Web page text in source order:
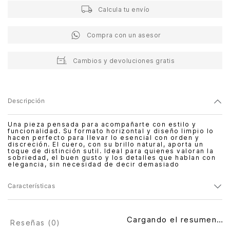
Calcula tu envío
Compra con un asesor
Cambios y devoluciones gratis
Descripción
Una pieza pensada para acompañarte con estilo y
funcionalidad. Su formato horizontal y diseño limpio lo
hacen perfecto para llevar lo esencial con orden y
discreción. El cuero, con su brillo natural, aporta un
toque de distinción sutil. Ideal para quienes valoran la
sobriedad, el buen gusto y los detalles que hablan con
elegancia, sin necesidad de decir demasiado
Características
Reseñas (0) Cargando el resumen…